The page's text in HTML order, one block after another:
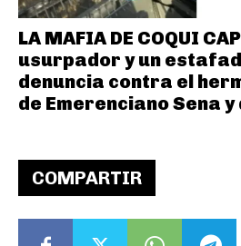
COMPARTIR
LA MAFIA DE COQUI
usurpador y un
denuncia contra el
de Emerenciano Sena